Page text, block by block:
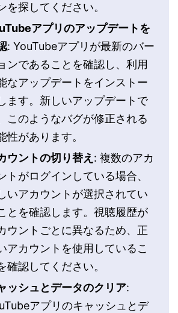
を探してください。
アプリのアップデートを
: YouTubeアプリが最新のバー
ンであることを確認し、利用
なアップデートをインストー
ます。新しいアップデートで
このようなバグが修正される
性があります。
ウントの切り替え : 複数のアカ
トがログインしている場合、
いアカウントが選択されてい
とを確認します。視聴履歴が
ウントごとに異なるため、正
アカウントを使用しているこ
確認してください。
ッシュとデータのクリア:
アプリのキャッシュとデ